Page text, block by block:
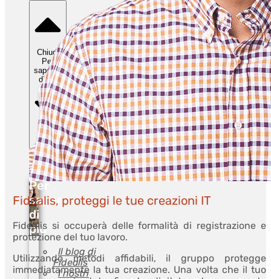
Chiudi
Per
saperne
di più
Apri
Per
saperne
di più
Per
saperne
di
più
Il blog di
Fidealis
I nostri
Fidealis, proteggi le tue creazioni IT
Fidealis si occuperà delle formalità di registrazione e
protezione del tuo lavoro.
Utilizzando metodi affidabili, il gruppo protegge
immediatamente la tua creazione. Una volta che il tuo